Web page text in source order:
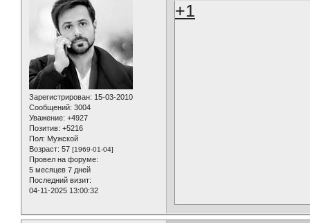
Зарегистрирован: 15-03-2010
Сообщений: 3004
Уважение: +4927
Позитив: +5216
Пол: Мужской
Возраст: 57 [1969-01-04]
Провел на форуме:
5 месяцев 7 дней
Последний визит:
04-11-2025 13:00:32
+1